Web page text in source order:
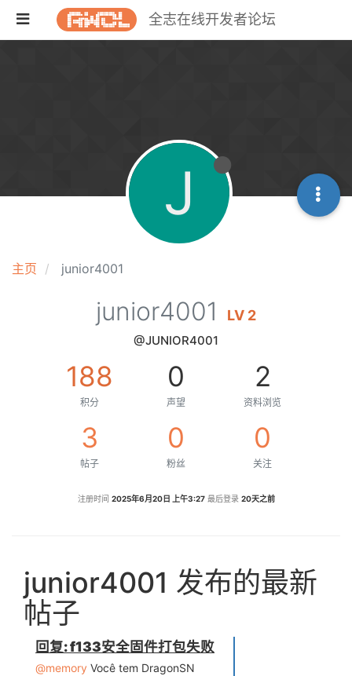
全志在线开发者论坛
主页 junior4001
J
junior4001 LV 2
@JUNIOR4001
188
积分
0
声望
2
资料浏览
3
帖子
0
粉丝
0
关注
注册时间 2025年6月20日 上午3:27 最后登录 20天之前
junior4001 发布的最新
帖子
回复: f133安全固件打包失败
@memory Você tem DragonSN